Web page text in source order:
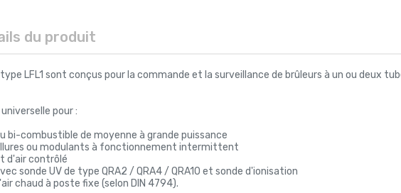
du produit
LFL1 sont conçus pour la commande et la surveillance de brûleurs à un ou deux
pour :
bi-combustible de moyenne à grande puissance
ou modulants à fonctionnement intermittent
d'air contrôlé
sonde UV de type QRA2 / QRA4 / QRA10 et sonde d'ionisation
chaud à poste fixe (selon DIN 4794).